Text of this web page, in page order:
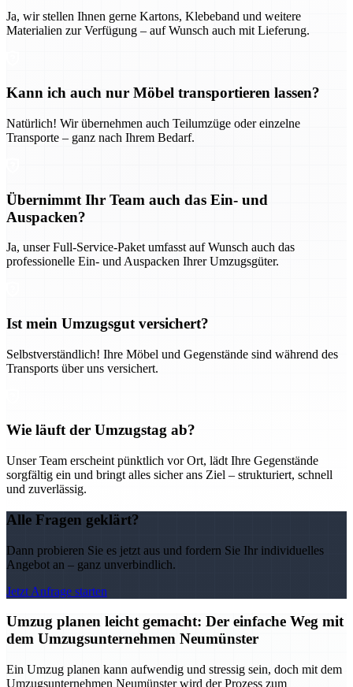
Ja, wir stellen Ihnen gerne Kartons, Klebeband und weitere
Materialien zur Verfügung – auf Wunsch auch mit Lieferung.
Kann ich auch nur Möbel transportieren lassen?
Natürlich! Wir übernehmen auch Teilumzüge oder einzelne
Transporte – ganz nach Ihrem Bedarf.
Übernimmt Ihr Team auch das Ein- und
Auspacken?
Ja, unser Full-Service-Paket umfasst auf Wunsch auch das
professionelle Ein- und Auspacken Ihrer Umzugsgüter.
Ist mein Umzugsgut versichert?
Selbstverständlich! Ihre Möbel und Gegenstände sind während des
Transports über uns versichert.
Wie läuft der Umzugstag ab?
Unser Team erscheint pünktlich vor Ort, lädt Ihre Gegenstände
sorgfältig ein und bringt alles sicher ans Ziel – strukturiert, schnell
und zuverlässig.
Alle Fragen geklärt?
Dann probieren Sie es jetzt aus und fordern Sie Ihr individuelles
Angebot an – ganz unverbindlich.
Jetzt Anfrage starten
Umzug planen leicht gemacht: Der einfache Weg mit
dem Umzugsunternehmen Neumünster
Ein Umzug planen kann aufwendig und stressig sein, doch mit dem
Umzugsunternehmen Neumünster wird der Prozess zum